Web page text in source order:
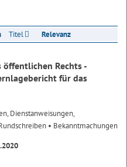
Titel Relevanz
öffentlichen Rechts -
für das
Dienstanweisungen,
• Bekanntmachungen